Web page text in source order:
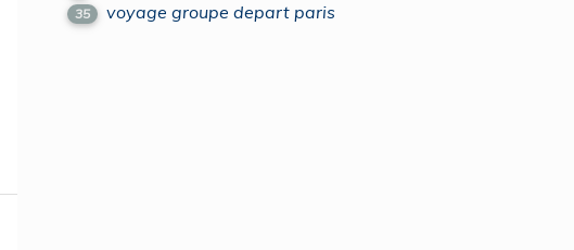
35 voyage groupe depart paris